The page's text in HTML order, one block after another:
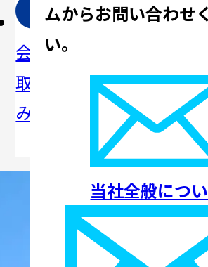
社
会への
取り組
み
マ
ントシ
ステム
コ
ートガ
バナン
ムからお問い合わせ
い。
当社全般につ